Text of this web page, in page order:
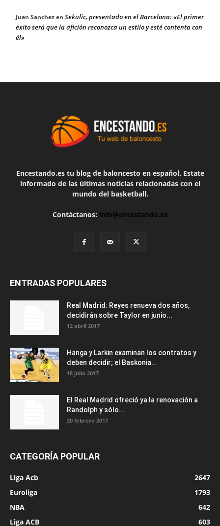
Juan Sanchezen Sekulic, presentado en el Barcelona: «El primer
éxito será que la afición reconozca un estilo y esté contenta con
él»
Encestando.es tu blog de baloncesto en español. Estate
informado de las últimas noticias relacionadas con el
mundo del basketball.
Contáctanos: info@encestando.es
ENTRADAS POPULARES
Real Madrid: Reyes renueva dos años,
decidirán sobre Taylor en junio...
12 abril 2017
Hanga y Larkin examinan los contratos y
deben decidir; el Baskonia...
18 julio 2017
El Real Madrid ofreció ya la renovación a
Randolph y sólo...
20 febrero 2017
CATEGORÍA POPULAR
Liga Acb
2647
Euroliga
1793
NBA
642
Liga ACB
603